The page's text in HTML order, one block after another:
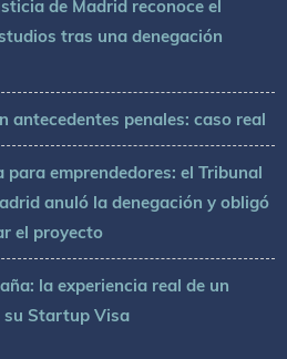
de Madrid reconoce el
tras una denegación
antecedentes penales: caso real
para emprendedores: el Tribunal
anuló la denegación y obligó
el proyecto
la experiencia real de un
su Startup Visa